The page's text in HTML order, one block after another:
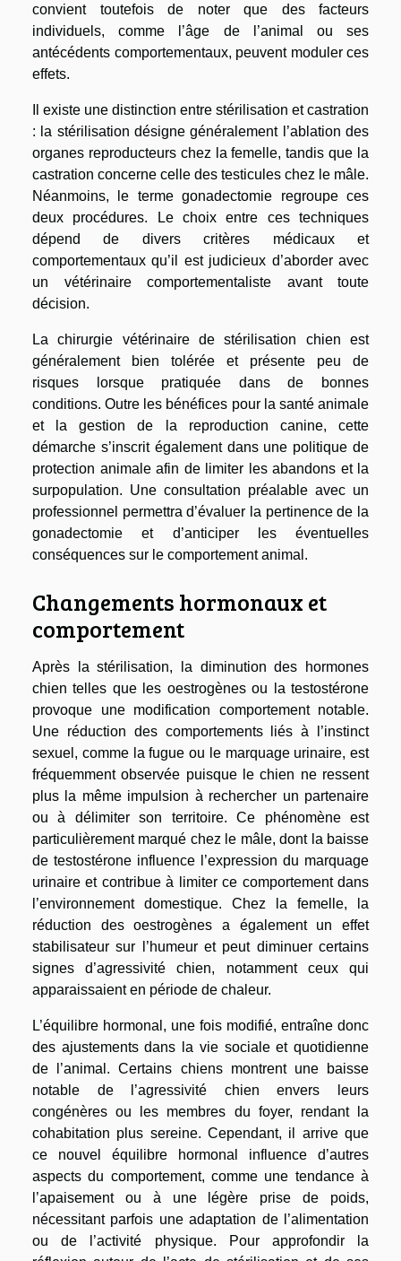
convient toutefois de noter que des facteurs
individuels, comme l’âge de l’animal ou ses
antécédents comportementaux, peuvent moduler ces
effets.
Il existe une distinction entre stérilisation et castration
: la stérilisation désigne généralement l’ablation des
organes reproducteurs chez la femelle, tandis que la
castration concerne celle des testicules chez le mâle.
Néanmoins, le terme gonadectomie regroupe ces
deux procédures. Le choix entre ces techniques
dépend de divers critères médicaux et
comportementaux qu’il est judicieux d’aborder avec
un vétérinaire comportementaliste avant toute
décision.
La chirurgie vétérinaire de stérilisation chien est
généralement bien tolérée et présente peu de
risques lorsque pratiquée dans de bonnes
conditions. Outre les bénéfices pour la santé animale
et la gestion de la reproduction canine, cette
démarche s’inscrit également dans une politique de
protection animale afin de limiter les abandons et la
surpopulation. Une consultation préalable avec un
professionnel permettra d’évaluer la pertinence de la
gonadectomie et d’anticiper les éventuelles
conséquences sur le comportement animal.
Changements hormonaux et
comportement
Après la stérilisation, la diminution des hormones
chien telles que les oestrogènes ou la testostérone
provoque une modification comportement notable.
Une réduction des comportements liés à l’instinct
sexuel, comme la fugue ou le marquage urinaire, est
fréquemment observée puisque le chien ne ressent
plus la même impulsion à rechercher un partenaire
ou à délimiter son territoire. Ce phénomène est
particulièrement marqué chez le mâle, dont la baisse
de testostérone influence l’expression du marquage
urinaire et contribue à limiter ce comportement dans
l’environnement domestique. Chez la femelle, la
réduction des oestrogènes a également un effet
stabilisateur sur l’humeur et peut diminuer certains
signes d’agressivité chien, notamment ceux qui
apparaissaient en période de chaleur.
L’équilibre hormonal, une fois modifié, entraîne donc
des ajustements dans la vie sociale et quotidienne
de l’animal. Certains chiens montrent une baisse
notable de l’agressivité chien envers leurs
congénères ou les membres du foyer, rendant la
cohabitation plus sereine. Cependant, il arrive que
ce nouvel équilibre hormonal influence d’autres
aspects du comportement, comme une tendance à
l’apaisement ou à une légère prise de poids,
nécessitant parfois une adaptation de l’alimentation
ou de l’activité physique. Pour approfondir la